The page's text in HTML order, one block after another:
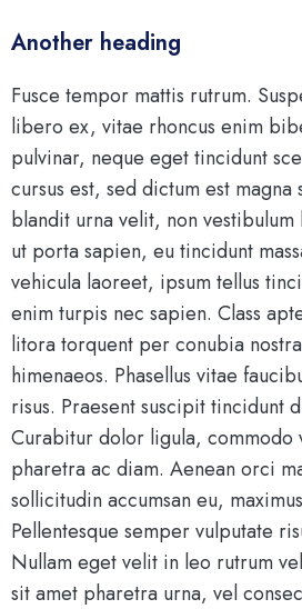
Another heading
Fusce tempor mattis rutrum.
libero ex, vitae rhoncus enim
pulvinar, neque eget tincidunt
cursus est, sed dictum est magna
blandit urna velit, non vestibulum
ut porta sapien, eu tincidunt
vehicula laoreet, ipsum tellus
enim turpis nec sapien. Class
litora torquent per conubia
himenaeos. Phasellus vitae
risus. Praesent suscipit tincidunt
Curabitur dolor ligula, commodo
pharetra ac diam. Aenean orci
sollicitudin accumsan eu,
Pellentesque semper vulputate
Nullam eget velit in leo rutrum
sit amet pharetra urna, vel